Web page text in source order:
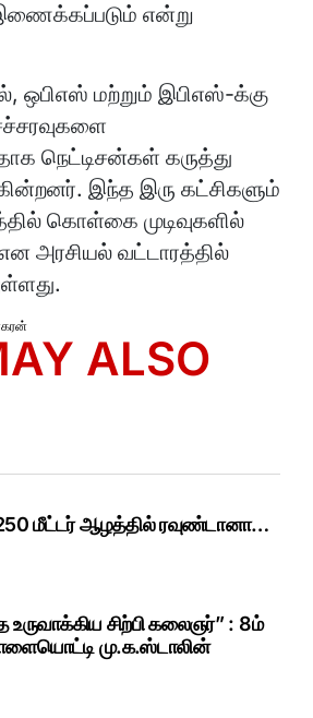
என்று
ஒபிஎஸ் மற்றும் இபிஎஸ்-க்கு
நெட்டிசன்கள் கருத்து
இந்த இரு கட்சிகளும்
கொள்கை முடிவுகளில்
அரசியல் வட்டாரத்தில்
ALSO
250 மீட்டர் ஆழத்தில் ரவுண்டானா…
சிற்பி கலைஞர்” : 8ம்
மு.க.ஸ்டாலின்